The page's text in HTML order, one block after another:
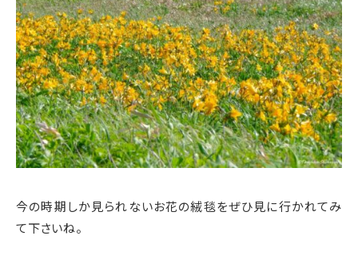
今の時期しか見られないお花の絨毯をぜひ見に行かれてみ
て下さいね。